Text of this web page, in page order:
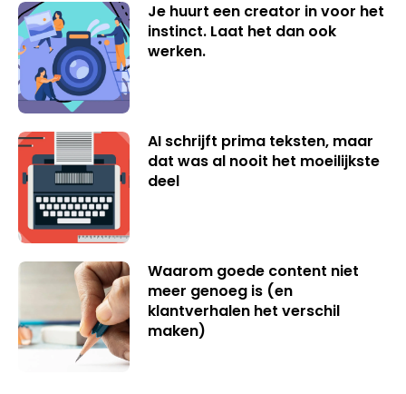
Je huurt een creator in voor het
instinct. Laat het dan ook
werken.
AI schrijft prima teksten, maar
dat was al nooit het moeilijkste
deel
Waarom goede content niet
meer genoeg is (en
klantverhalen het verschil
maken)